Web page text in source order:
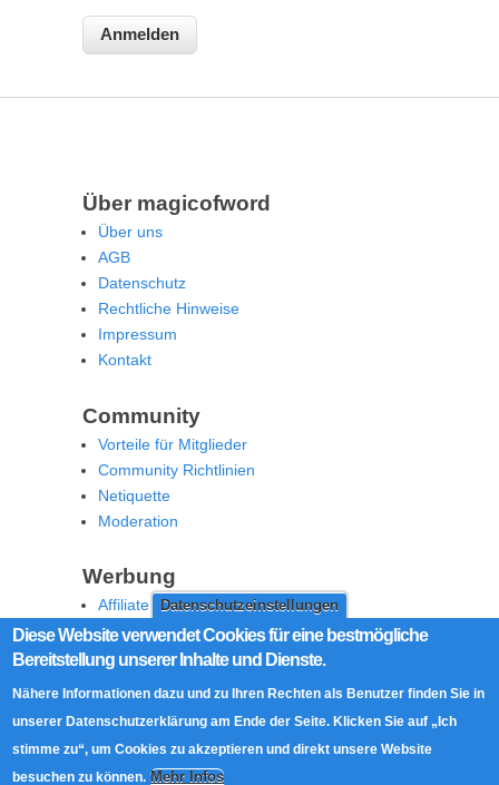
Datenschutzeinstellungen
Diese Website verwendet Cookies für eine bestmögliche
Bereitstellung unserer Inhalte und Dienste.
Nähere Informationen dazu und zu Ihren Rechten als Benutzer finden Sie in
unserer Datenschutzerklärung am Ende der Seite. Klicken Sie auf „Ich
stimme zu“, um Cookies zu akzeptieren und direkt unsere Website
besuchen zu können. Mehr Infos
Über magicofword
Über uns
AGB
Datenschutz
Rechtliche Hinweise
Impressum
Kontakt
Community
Vorteile für Mitglieder
Community Richtlinien
Netiquette
Moderation
Werbung
Affiliate Offenlegung
Werben Sie auf MoW
Social Media
RSS Feed
Facebook